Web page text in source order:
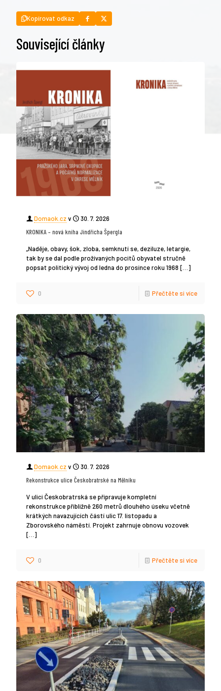
Kopírovat odkaz
Související články
Domaok.cz v
30. 7. 2026
KRONIKA – nová kniha Jindřicha Špergla
„Naděje, obavy, šok, zloba, semknutí se, deziluze, letargie,
tak by se dal podle prožívaných pocitů obyvatel stručně
popsat politický vývoj od ledna do prosince roku 1968 […]
0 Přečtěte si více
Domaok.cz v
30. 7. 2026
Rekonstrukce ulice Českobratrské na Mělníku
V ulici Českobratrská se připravuje kompletní
rekonstrukce přibližně 260 metrů dlouhého úseku včetně
krátkých navazujících částí ulic 17. listopadu a
Zborovského náměstí. Projekt zahrnuje obnovu vozovek
[…]
0 Přečtěte si více